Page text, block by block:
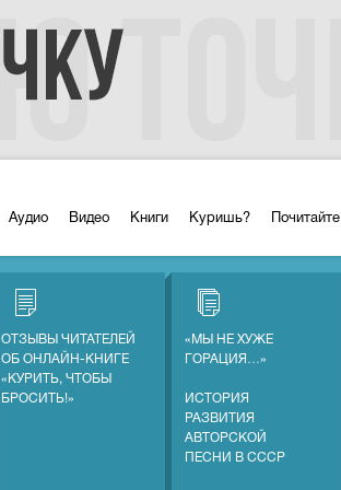
Аудио Видео Книги Куришь? Почитайте
ОТЗЫВЫ ЧИТАТЕЛЕЙ
ОБ ОНЛАЙН-КНИГЕ
«КУРИТЬ, ЧТОБЫ
БРОСИТЬ!»
«МЫ НЕ ХУЖЕ
ГОРАЦИЯ…»
ИСТОРИЯ
РАЗВИТИЯ
АВТОРСКОЙ
ПЕСНИ В СССР